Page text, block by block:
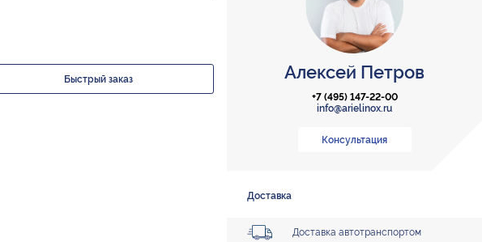
Быстрый заказ Алексей Петров
+7 (495) 147-22-00
info@arielinox.ru
Консультация
Доставка
Доставка автотранспортом